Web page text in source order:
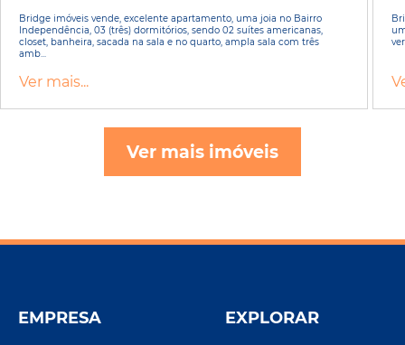
Bridge imóveis vende, excelente apartamento, uma joia no Bairro
Independência, 03 (três) dormitórios, sendo 02 suítes americanas,
closet, banheira, sacada na sala e no quarto, ampla sala com três
amb...
Ver mais...
Ver mais imóveis
EMPRESA EXPLORAR